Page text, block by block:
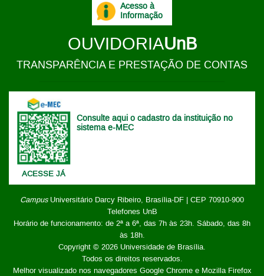
ACESSE JÁ
Consulte aqui o cadastro da instituição no
sistema e-MEC
CampusUniversitário Darcy Ribeiro, Brasília-DF | CEP 70910-900
Telefones UnB
Horário de funcionamento: de 2ª a 6ª, das 7h às 23h. Sábado, das 8h
às 18h.
Copyright © 2026 Universidade de Brasília.
Todos os direitos reservados.
Melhor visualizado nos navegadores Google Chrome e Mozilla Firefox
Acesso à
Informação
OUVIDORIAUnB
TRANSPARÊNCIA E PRESTAÇÃO DE CONTAS